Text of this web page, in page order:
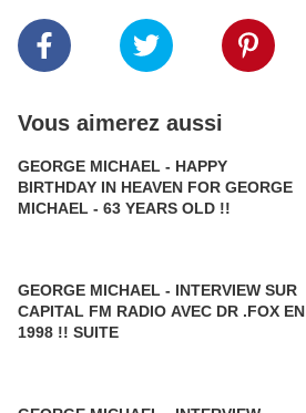
Vous aimerez aussi
GEORGE MICHAEL - HAPPY
BIRTHDAY IN HEAVEN FOR GEORGE
MICHAEL - 63 YEARS OLD !!
GEORGE MICHAEL - INTERVIEW SUR
CAPITAL FM RADIO AVEC DR .FOX EN
1998 !! SUITE